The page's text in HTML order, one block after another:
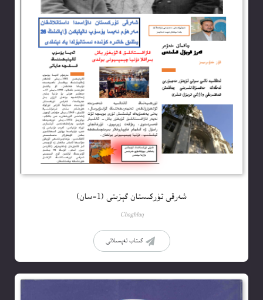
شەرقى تۈركىستان گېزىتى (1-سان)
Choghluq
كىتاب تەپسىلاتى